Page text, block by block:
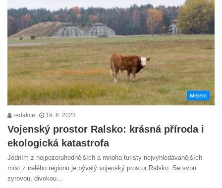
Mejlem
redakce 19. 6. 2023
Vojenský prostor Ralsko: krásná příroda i
ekologická katastrofa
Jedním z nejpozoruhodnějších a mnoha turisty nejvyhledávanějších
míst z celého regionu je bývalý vojenský prostor Ralsko. Se svou
syrovou, divokou…